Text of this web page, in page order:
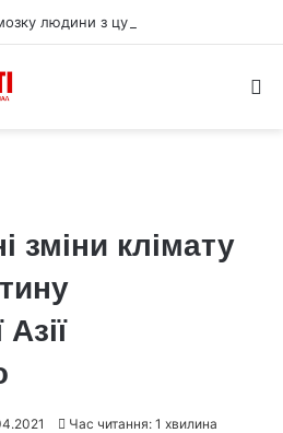
людини з цукрами в раціоні
зміни клімату
Час читання: 1 хвилина